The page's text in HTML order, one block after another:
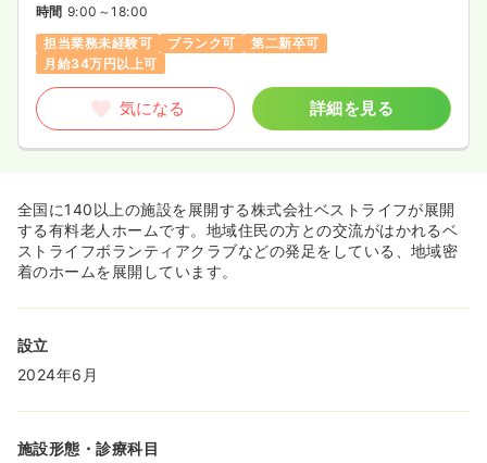
時間 9:00～18:00
担当業務未経験可
ブランク可
第二新卒可
月給34万円以上可
気になる 詳細を見る
全国に140以上の施設を展開する株式会社ベストライフが展開
する有料老人ホームです。地域住民の方との交流がはかれるベ
ストライフボランティアクラブなどの発足をしている、地域密
着のホームを展開しています。
設立
2024年6月
施設形態・診療科目